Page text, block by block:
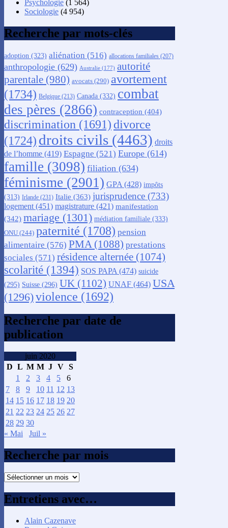
Psychologie (1 564)
Sociologie (4 954)
Recherche par mots-clés
adoption (323) aliénation (516) allocations familiales (207)
anthropologie (629) Australie (177) autorité
parentale (980) avocats (290) avortement
(1734) Belgique (213) Canada (332) combat
des pères (2866) contraception (404)
discrimination (1691) divorce
(1724) droits civils (4463) droits
de l’homme (419) Espagne (521) Europe (614)
famille (3098) filiation (634)
féminisme (2901) GPA (428) impôts
(313) Irlande (231) Italie (363) jurisprudence (733)
logement (451) magistrature (421) manifestation
(342) mariage (1301) médiation familiale (333)
ONU (244) paternité (1708) pension
alimentaire (576) PMA(1088) prestations
sociales (571) résidence alternée (1074)
scolarité (1394) SOS PAPA(474) suicide
(295) Suisse (296) UK (1102) UNAF (464) USA
(1296)violence (1692)
Recherche par date de
publication
juin 2020
D L M M J V S
1
2 3 4 5
6
7
8 9 10 11 12 13
14 15 16 17 18 19 20
21 22 23 24 25 26 27
28 29 30
« Mai
Juil »
Recherche par mois
Recherche
mois
Entretiens avec…
Alain Cazenave